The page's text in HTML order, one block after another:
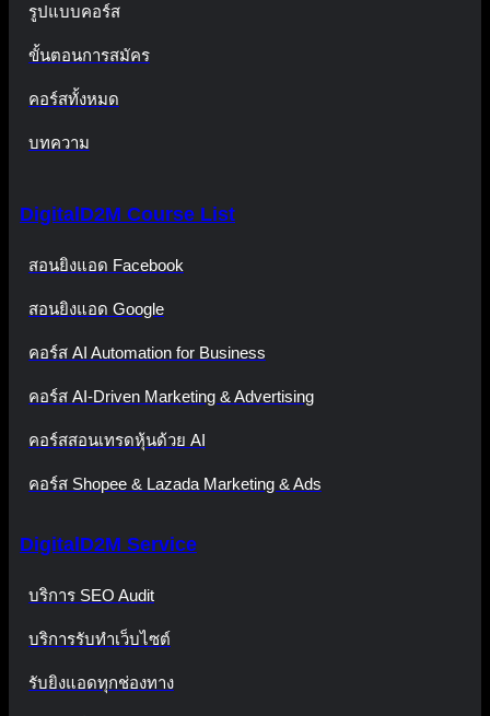
รูปแบบคอร์ส
ขั้นตอนการสมัคร
คอร์สทั้งหมด
บทความ
DigitalD2M Course List
สอนยิงแอด Facebook
สอนยิงแอด Google
คอร์ส AI Automation for Business
คอร์ส AI-Driven Marketing & Advertising
คอร์สสอนเทรดหุ้นด้วย AI
คอร์ส Shopee & Lazada Marketing & Ads
DigitalD2M Service
บริการ SEO Audit
บริการรับทำเว็บไซต์
รับยิงแอดทุกช่องทาง